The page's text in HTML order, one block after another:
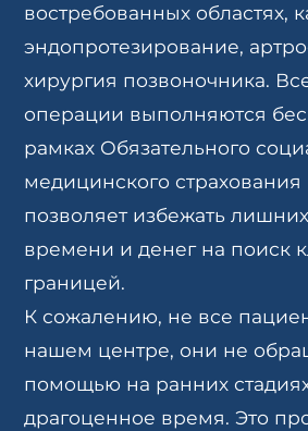
востребованных областях,
эндопротезирование,
хирургия позвоночника.
операции выполняются
рамках Обязательного
медицинского
позволяет избежать лишних
времени и денег на поиск
границей.
К сожалению, не все
нашем центре, они не
помощью на ранних
драгоценное время. Это